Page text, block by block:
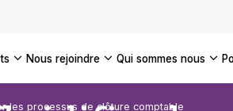
NOS SOLUTIONS DE
nous rejoindre qui sommes nous
les processus de clôture comptable